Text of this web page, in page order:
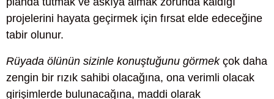
projelerini hayata geçirmek için fırsat elde edeceğine
tabir olunur.
Rüyada ölünün sizinle konuştuğunu görmekçok daha
zengin bir rızık sahibi olacağına, ona verimli olacak
girişimlerde bulunacağına, maddi olarak